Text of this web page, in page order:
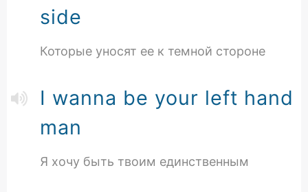
side
Которые уносят ее к темной стороне
I wanna be your left hand
man
Я хочу быть твоим единственным